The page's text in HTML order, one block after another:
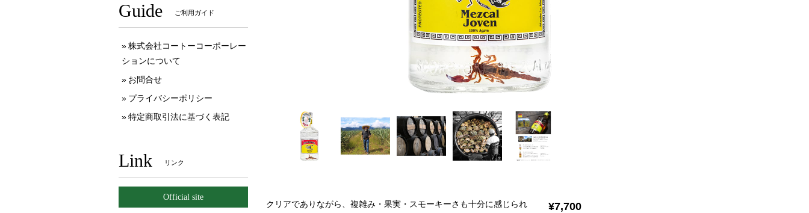
クリアでありながら、複雑み・果実・スモーキーさも十分に感じられ
¥7,700
Guide ご利用ガイド
株式会社コートーコーポーレー
ションについて
お問合せ
プライバシーポリシー
特定商取引法に基づく表記
Link リンク
Official site